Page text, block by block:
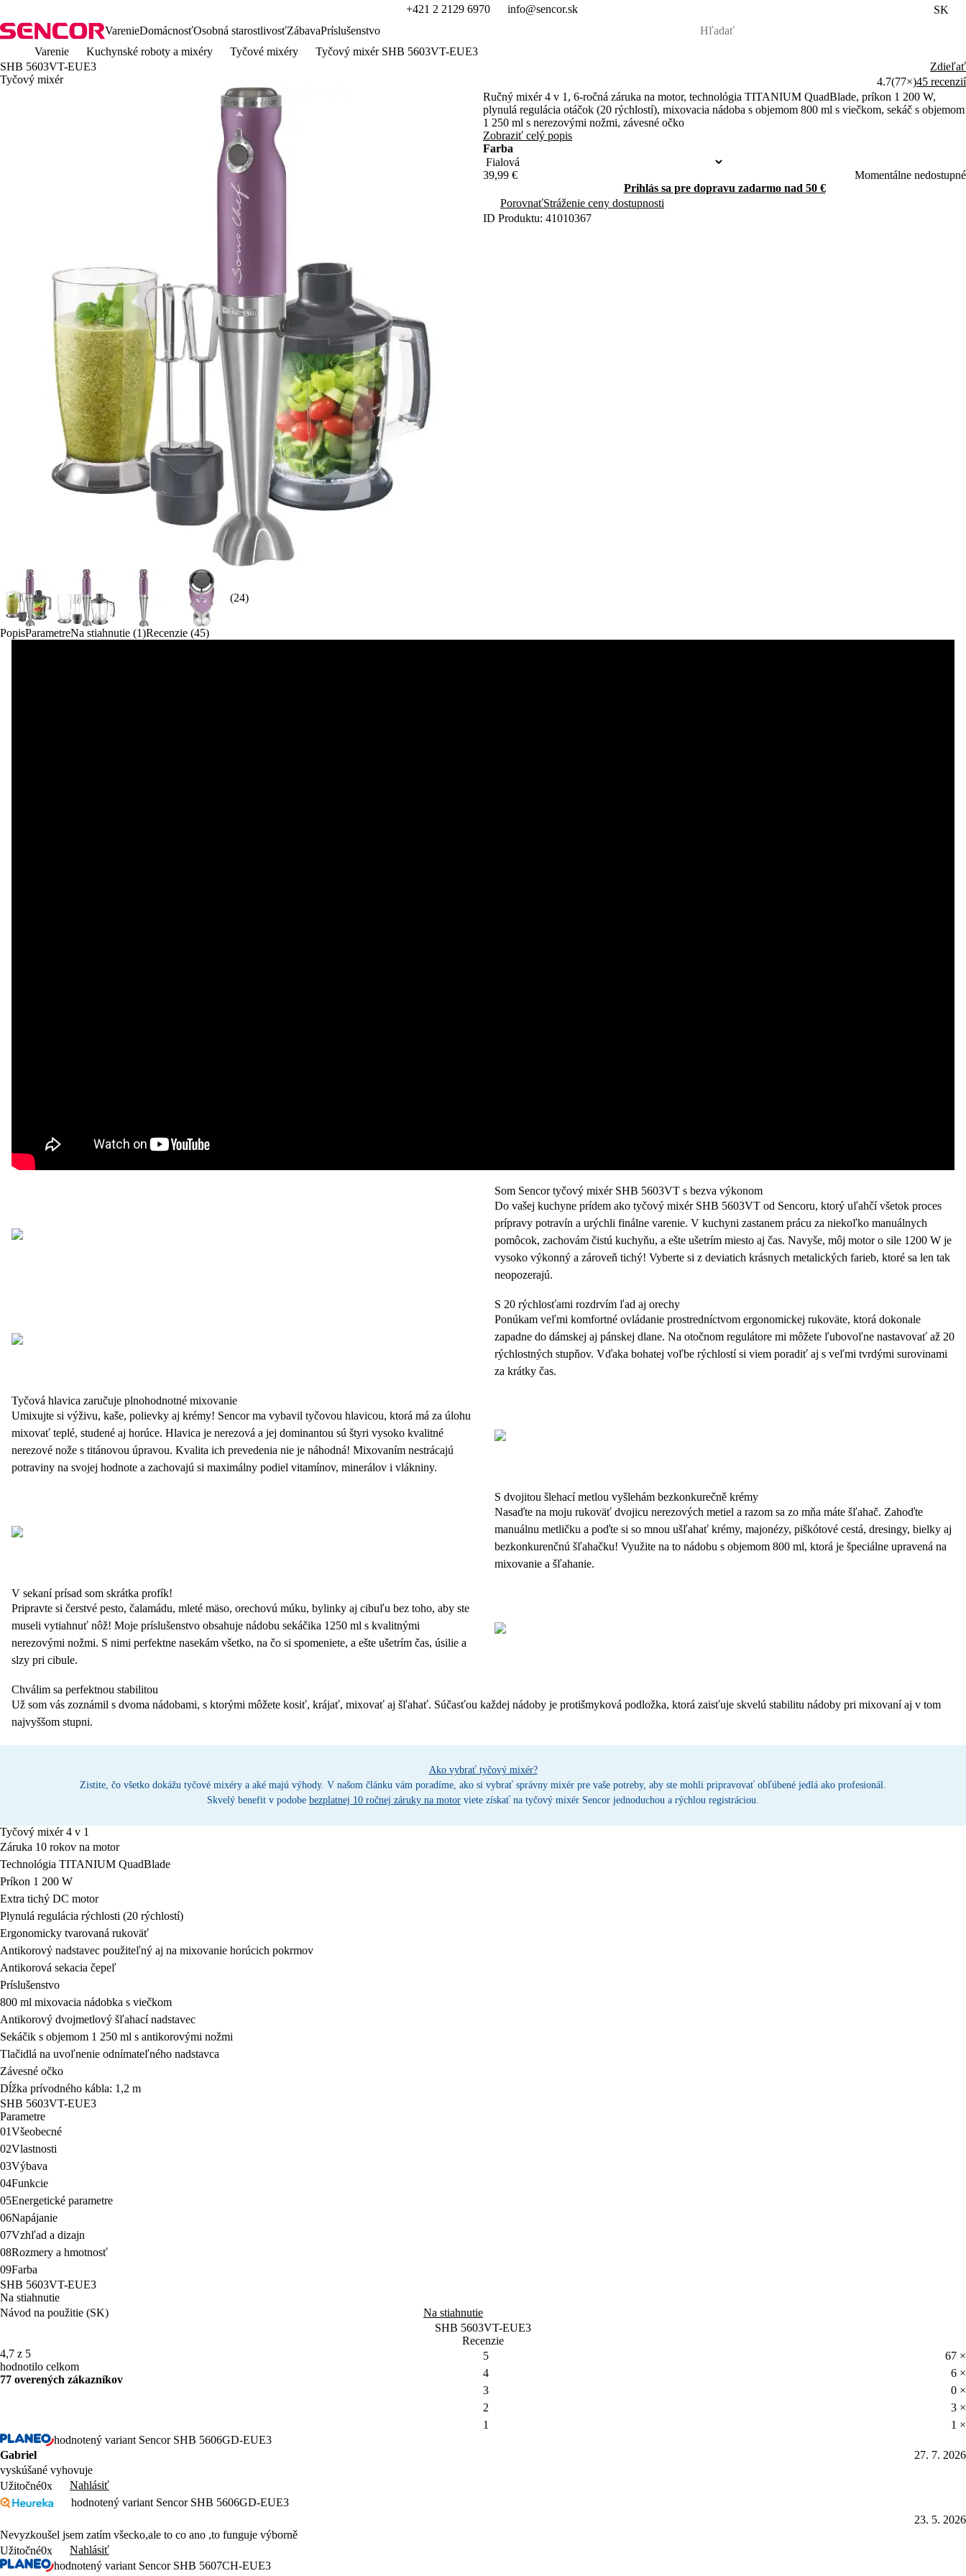
+421 2 2129 6970 info@sencor.sk
SK
VarenieDomácnosťOsobná starostlivosťZábavaPríslušenstvo
Varenie
Kuchynské roboty a mixéry Tyčové mixéry
Tyčový mixér SHB 5603VT-EUE3
SHB 5603VT-EUE3
Tyčový mixér
(24)
Zdieľať
4.7(77×)45 recenzií
Ručný mixér 4 v 1, 6-ročná záruka na motor, technológia TITANIUM QuadBlade, príkon 1 200 W,
plynulá regulácia otáčok (20 rýchlostí), mixovacia nádoba s objemom 800 ml s viečkom, sekáč s objemom
1 250 ml s nerezovými nožmi, závesné očko
Zobraziť celý popis
Farba
39,99 €
Momentálne nedostupné
Prihlás sa pre dopravu zadarmo nad 50 €
PorovnaťStráženie ceny dostupnosti
ID Produktu: 41010367
PopisParametreNa stiahnutie (1)Recenzie (45)
Som Sencor tyčový mixér SHB 5603VT s bezva výkonom
Do vašej kuchyne prídem ako tyčový mixér SHB 5603VT od Sencoru, ktorý uľahčí všetok proces
prípravy potravín a urýchli finálne varenie. V kuchyni zastanem prácu za niekoľko manuálnych
pomôcok, zachovám čistú kuchyňu, a ešte ušetrím miesto aj čas. Navyše, môj motor o sile 1200 W je
vysoko výkonný a zároveň tichý! Vyberte si z deviatich krásnych metalických farieb, ktoré sa len tak
neopozerajú.
S 20 rýchlosťami rozdrvím ľad aj orechy
Ponúkam veľmi komfortné ovládanie prostredníctvom ergonomickej rukoväte, ktorá dokonale
zapadne do dámskej aj pánskej dlane. Na otočnom regulátore mi môžete ľubovoľne nastavovať až 20
rýchlostných stupňov. Vďaka bohatej voľbe rýchlostí si viem poradiť aj s veľmi tvrdými surovinami
za krátky čas.
Tyčová hlavica zaručuje plnohodnotné mixovanie
Umixujte si výživu, kaše, polievky aj krémy! Sencor ma vybavil tyčovou hlavicou, ktorá má za úlohu
mixovať teplé, studené aj horúce. Hlavica je nerezová a jej dominantou sú štyri vysoko kvalitné
nerezové nože s titánovou úpravou. Kvalita ich prevedenia nie je náhodná! Mixovaním nestrácajú
potraviny na svojej hodnote a zachovajú si maximálny podiel vitamínov, minerálov i vlákniny.
S dvojitou šlehací metlou vyšlehám bezkonkurečně krémy
Nasaďte na moju rukoväť dvojicu nerezových metiel a razom sa zo mňa máte šľahač. Zahoďte
manuálnu metličku a poďte si so mnou ušľahať krémy, majonézy, piškótové cestá, dresingy, bielky aj
bezkonkurenčnú šľahačku! Využite na to nádobu s objemom 800 ml, ktorá je špeciálne upravená na
mixovanie a šľahanie.
V sekaní prísad som skrátka profík!
Pripravte si čerstvé pesto, čalamádu, mleté mäso, orechovú múku, bylinky aj cibuľu bez toho, aby ste
museli vytiahnuť nôž! Moje príslušenstvo obsahuje nádobu sekáčika 1250 ml s kvalitnými
nerezovými nožmi. S nimi perfektne nasekám všetko, na čo si spomeniete, a ešte ušetrím čas, úsilie a
slzy pri cibule.
Chválim sa perfektnou stabilitou
Už som vás zoznámil s dvoma nádobami, s ktorými môžete kosiť, krájať, mixovať aj šľahať. Súčasťou každej nádoby je protišmyková podložka, ktorá zaisťuje skvelú stabilitu nádoby pri mixovaní aj v tom
najvyššom stupni.
Ako vybrať tyčový mixér?
Zistite, čo všetko dokážu tyčové mixéry a aké majú výhody. V našom článku vám poradíme, ako si vybrať správny mixér pre vaše potreby, aby ste mohli pripravovať obľúbené jedlá ako profesionál.
Skvelý benefit v podobe bezplatnej 10 ročnej záruky na motor viete získať na tyčový mixér Sencor jednoduchou a rýchlou registráciou.
Tyčový mixér 4 v 1
Záruka 10 rokov na motor
Technológia TITANIUM QuadBlade
Príkon 1 200 W
Extra tichý DC motor
Plynulá regulácia rýchlosti (20 rýchlostí)
Ergonomicky tvarovaná rukoväť
Antikorový nadstavec použiteľný aj na mixovanie horúcich pokrmov
Antikorová sekacia čepeľ
Príslušenstvo
800 ml mixovacia nádobka s viečkom
Antikorový dvojmetlový šľahací nadstavec
Sekáčik s objemom 1 250 ml s antikorovými nožmi
Tlačidlá na uvoľnenie odnímateľného nadstavca
Závesné očko
Dĺžka prívodného kábla: 1,2 m
SHB 5603VT-EUE3
Parametre
01Všeobecné
02Vlastnosti
03Výbava
04Funkcie
05Energetické parametre
06Napájanie
07Vzhľad a dizajn
08Rozmery a hmotnosť
09Farba
SHB 5603VT-EUE3
Na stiahnutie
Návod na použitie (SK)
Na stiahnutie
SHB 5603VT-EUE3
Recenzie
4,7 z 5
hodnotilo celkom
77 overených zákazníkov
5
67 ×
4
6 ×
3
0 ×
2
3 ×
1
1 ×
hodnotený variant Sencor SHB 5606GD-EUE3
Gabriel
27. 7. 2026
vyskúšané vyhovuje
Užitočné0x
Nahlásiť
hodnotený variant Sencor SHB 5606GD-EUE3
23. 5. 2026
Nevyzkoušel jsem zatím všecko,ale to co ano ,to funguje výborně
Užitočné0x
Nahlásiť
hodnotený variant Sencor SHB 5607CH-EUE3